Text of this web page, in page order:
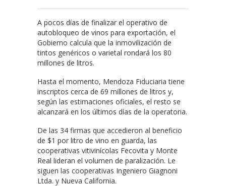
A pocos días de finalizar el operativo de
autobloqueo de vinos para exportación, el
Gobierno calcula que la inmovilización de
tintos genéricos o varietal rondará los 80
millones de litros.
Hasta el momento, Mendoza Fiduciaria tiene
inscriptos cerca de 69 millones de litros y,
según las estimaciones oficiales, el resto se
alcanzará en los últimos días de la operatoria.
De las 34 firmas que accedieron al beneficio
de $1 por litro de vino en guarda, las
cooperativas vitivinícolas Fecovita y Monte
Real lideran el volumen de paralización. Le
siguen las cooperativas Ingeniero Giagnoni
Ltda. y Nueva California.